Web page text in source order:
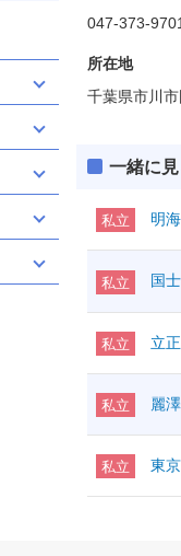
047-373-9701
所在地
千葉県市川
一緒に
私立 明
私立 国
私立 立
私立 麗
私立 東